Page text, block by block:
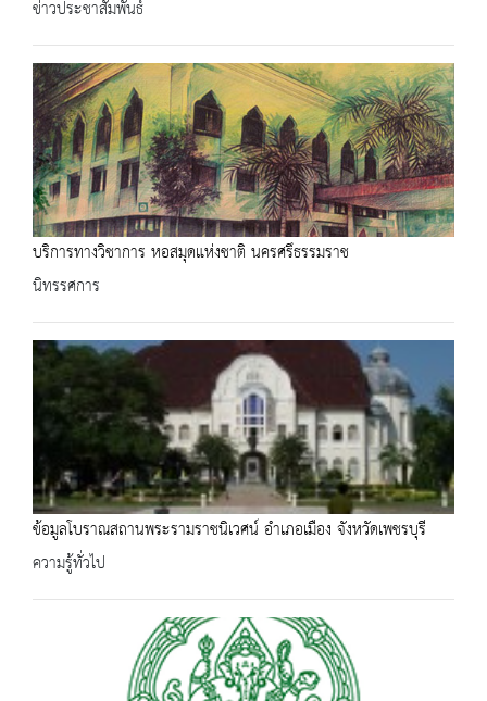
ข่าวประชาสัมพันธ์
บริการทางวิชาการ หอสมุดแห่งชาติ นครศรึธรรมราช
นิทรรศการ
ข้อมูลโบราณสถานพระรามราชนิเวศน์ อำเภอเมือง จังหวัดเพชรบุรี
ความรู้ทั่วไป